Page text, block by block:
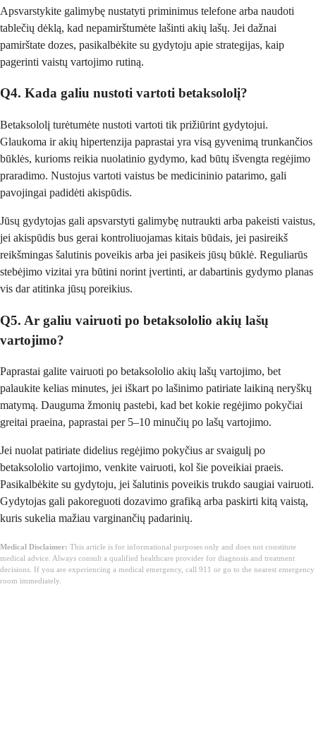
Apsvarstykite galimybę nustatyti priminimus telefone arba naudoti
tablečių dėklą, kad nepamirštumėte lašinti akių lašų. Jei dažnai
pamirštate dozes, pasikalbėkite su gydytoju apie strategijas, kaip
pagerinti vaistų vartojimo rutiną.
Q4. Kada galiu nustoti vartoti betaksololį?
Betaksololį turėtumėte nustoti vartoti tik prižiūrint gydytojui.
Glaukoma ir akių hipertenzija paprastai yra visą gyvenimą trunkančios
būklės, kurioms reikia nuolatinio gydymo, kad būtų išvengta regėjimo
praradimo. Nustojus vartoti vaistus be medicininio patarimo, gali
pavojingai padidėti akispūdis.
Jūsų gydytojas gali apsvarstyti galimybę nutraukti arba pakeisti vaistus,
jei akispūdis bus gerai kontroliuojamas kitais būdais, jei pasireikš
reikšmingas šalutinis poveikis arba jei pasikeis jūsų būklė. Reguliarūs
stebėjimo vizitai yra būtini norint įvertinti, ar dabartinis gydymo planas
vis dar atitinka jūsų poreikius.
Q5. Ar galiu vairuoti po betaksololio akių lašų
vartojimo?
Paprastai galite vairuoti po betaksololio akių lašų vartojimo, bet
palaukite kelias minutes, jei iškart po lašinimo patiriate laikiną neryškų
matymą. Dauguma žmonių pastebi, kad bet kokie regėjimo pokyčiai
greitai praeina, paprastai per 5–10 minučių po lašų vartojimo.
Jei nuolat patiriate didelius regėjimo pokyčius ar svaigulį po
betaksololio vartojimo, venkite vairuoti, kol šie poveikiai praeis.
Pasikalbėkite su gydytoju, jei šalutinis poveikis trukdo saugiai vairuoti.
Gydytojas gali pakoreguoti dozavimo grafiką arba paskirti kitą vaistą,
kuris sukelia mažiau varginančių padarinių.
Medical Disclaimer: This article is for informational purposes only and does not constitute
medical advice. Always consult a qualified healthcare provider for diagnosis and treatment
decisions. If you are experiencing a medical emergency, call 911 or go to the nearest emergency
room immediately.